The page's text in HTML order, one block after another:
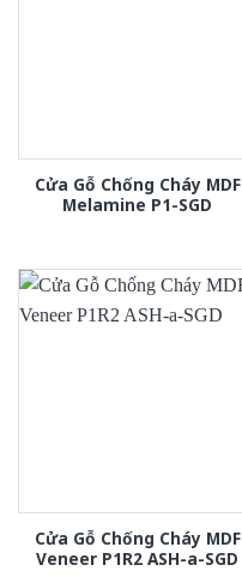
Cửa Gỗ Chống Cháy MDF
Melamine P1-SGD
Cửa Gỗ Chống Cháy MDF
Veneer P1R2 ASH-a-SGD